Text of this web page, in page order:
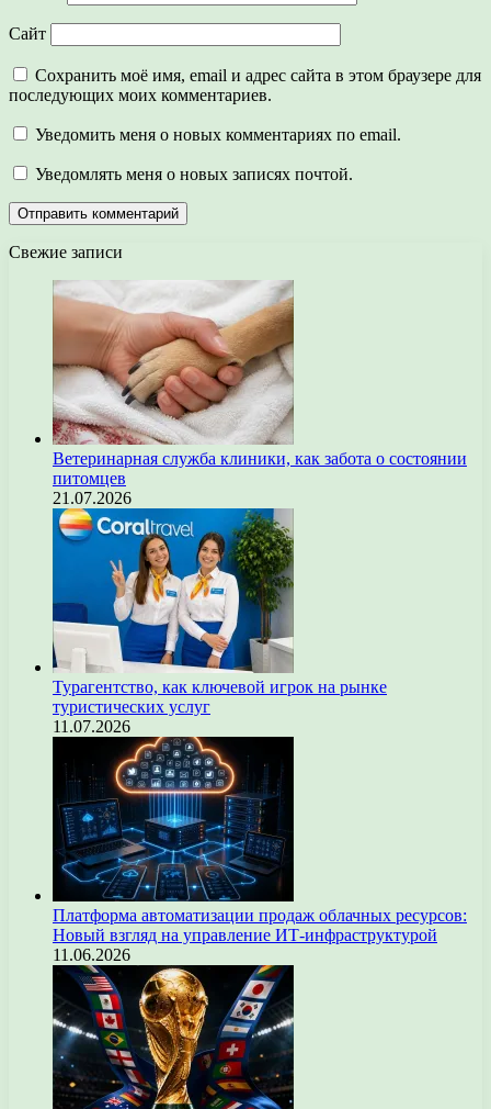
Сайт
Сохранить моё имя, email и адрес сайта в этом браузере для
последующих моих комментариев.
Уведомить меня о новых комментариях по email.
Уведомлять меня о новых записях почтой.
Свежие записи
Ветеринарная служба клиники, как забота о состоянии
питомцев
21.07.2026
Турагентство, как ключевой игрок на рынке
туристических услуг
11.07.2026
Платформа автоматизации продаж облачных ресурсов:
Новый взгляд на управление ИТ-инфраструктурой
11.06.2026